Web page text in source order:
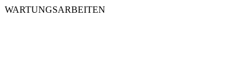
WARTUNGSARBEITEN